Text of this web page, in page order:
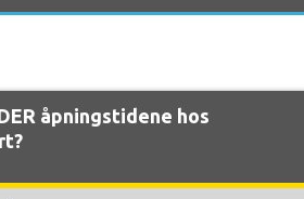
åpningstidene hos